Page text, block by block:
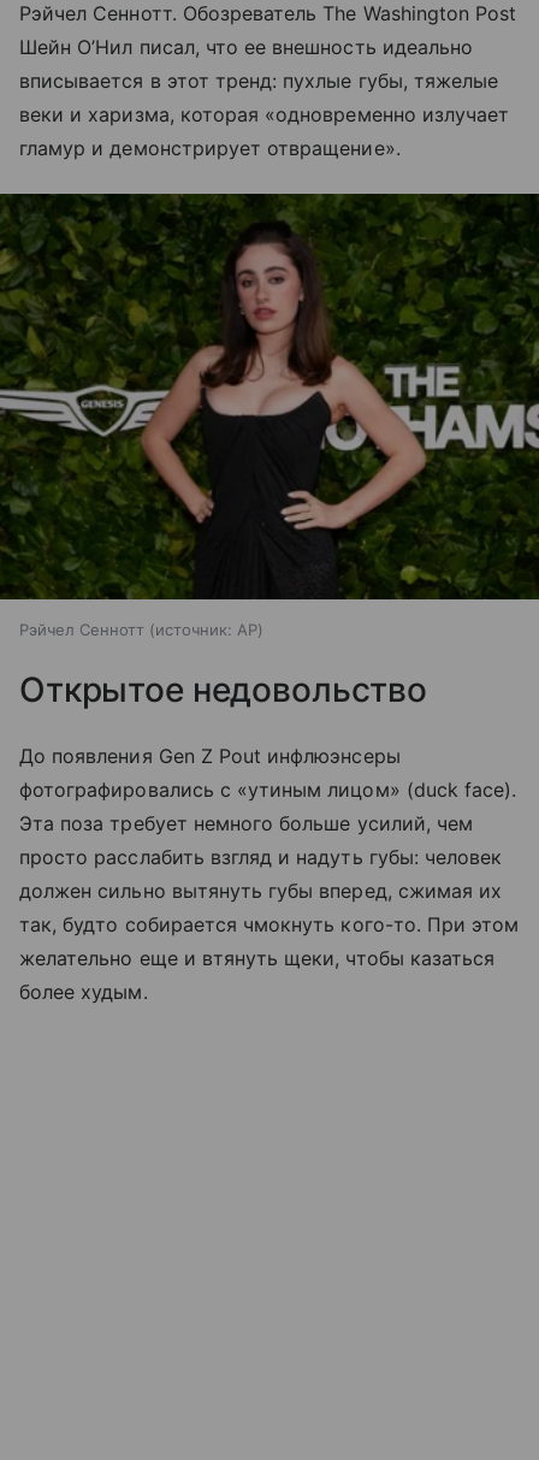
Рэйчел Сеннотт. Обозреватель The Washington Post
Шейн О’Нил писал, что ее внешность идеально
вписывается в этот тренд: пухлые губы, тяжелые
веки и харизма, которая «одновременно излучает
гламур и демонстрирует отвращение».
Рэйчел Сеннотт источник: AP
Открытое недовольство
До появления Gen Z Pout инфлюэнсеры
фотографировались с «утиным лицом» (duck face).
Эта поза требует немного больше усилий, чем
просто расслабить взгляд и надуть губы: человек
должен сильно вытянуть губы вперед, сжимая их
так, будто собирается чмокнуть кого-то. При этом
желательно еще и втянуть щеки, чтобы казаться
более худым.